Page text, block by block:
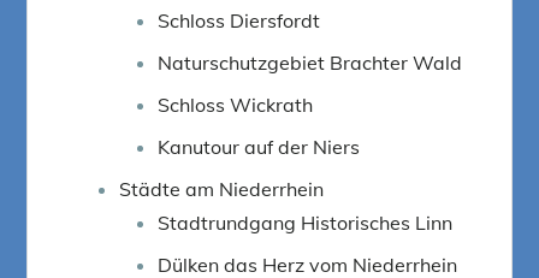
Schloss Diersfordt
Naturschutzgebiet Brachter Wald
Schloss Wickrath
Kanutour auf der Niers
Städte am Niederrhein
Stadtrundgang Historisches Linn
Dülken das Herz vom Niederrhein